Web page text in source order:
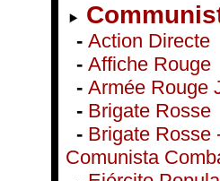
- Action Directe
- Affiche Rouge
- Armée Rouge
- Brigate Rosse
- Brigate Rosse
Comunista